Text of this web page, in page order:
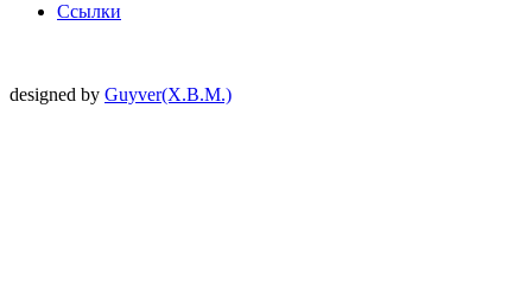
Ссылки
designed by Guyver(X.B.M.)